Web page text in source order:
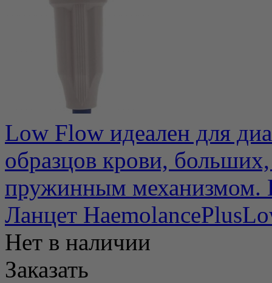
Low Flow идеален для
образцов крови,
пружинным механизмом.
Ланцет
Нет в наличии
Заказать